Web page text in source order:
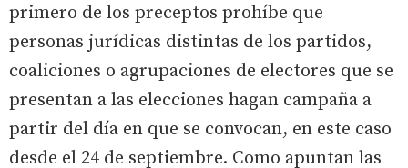
primero de los preceptos prohíbe que
personas jurídicas distintas de los partidos,
coaliciones o agrupaciones de electores que se
presentan a las elecciones hagan campaña a
partir del día en que se convocan, en este caso
desde el 24 de septiembre. Como apuntan las